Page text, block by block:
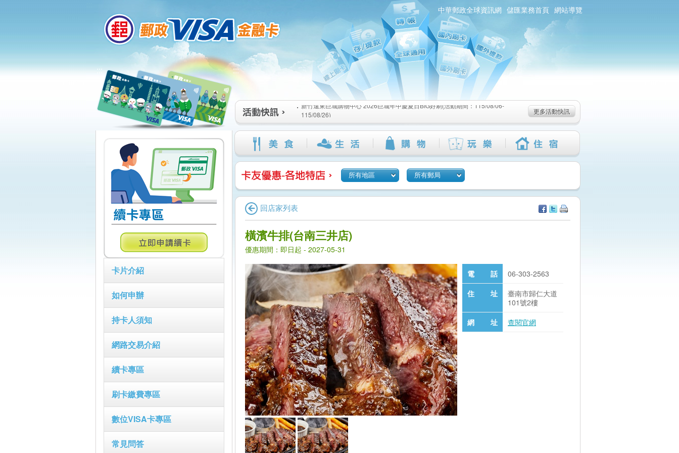
中華郵政全球資訊網 儲匯業務首頁 網站導覽
:::
卡片介紹
如何申辦
持卡人須知
網路交易介紹
續卡專區
刷卡繳費專區
數位VISA卡專區
常見問答
:::
新竹遠東巨城購物中心 2026巨城年中慶夏日BIG好刷(活動期間：115/08/06-
115/08/26)
臺北三創生活 有點東西第2波 刷卡郵好禮(活動期間：115/08/06-115/09/02)
桃園大江國際購物中心 好饗去大江檔期(活動期間：115/08/01-115/08/19)
新竹遠東巨城購物中心 2026巨城年中慶夏日BIG好刷(活動期間：115/08/06-
115/08/26)
臺北三創生活 有點東西第2波 刷卡郵好禮(活動期間：115/08/06-115/09/02)
桃園大江國際購物中心 好饗去大江檔期(活動期間：115/08/01-115/08/19)
更多活動快訊
所有地區 所有郵局
回店家列表
橫濱牛排(台南三井店)
優惠期間：即日起 - 2027-05-31
電 話
06-303-2563
住 址
臺南市歸仁大道
101號2樓
網 址
查閱官網